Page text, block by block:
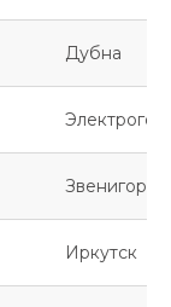
Дубна
Звенигород
Иркутск